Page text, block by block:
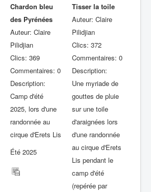
Chardon bleu
des Pyrénées
Auteur: Claire
Pilidjian
Clics: 369
Commentaires: 0
Description:
Camp d'été
2025, lors d'une
randonnée au
cirque d'Erets Lis
Été 2025
Tisser la toile
Auteur: Claire
Pilidjian
Clics: 372
Commentaires: 0
Description:
Une myriade de
gouttes de pluie
sur une toile
d'araignées lors
d'une randonnée
au cirque d'Erets
Lis pendant le
camp d'été
(repérée par